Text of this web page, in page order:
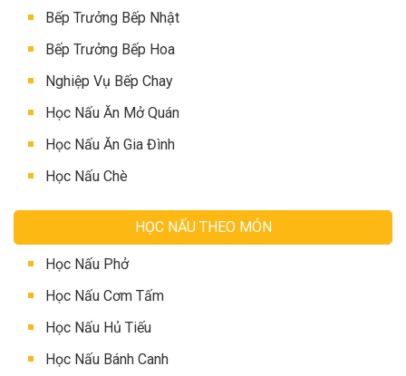
Bếp Trưởng Bếp Nhật
Bếp Trưởng Bếp Hoa
Nghiệp Vụ Bếp Chay
Học Nấu Ăn Mở Quán
Học Nấu Ăn Gia Đình
Học Nấu Chè
HỌC NẤU THEO MÓN
Học Nấu Phở
Học Nấu Cơm Tấm
Học Nấu Hủ Tiếu
Học Nấu Bánh Canh